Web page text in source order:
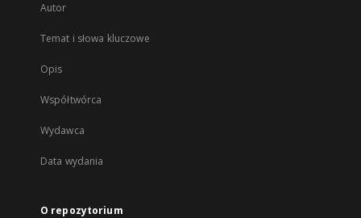
Autor
Temat i słowa kluczowe
Opis
Współtwórca
Wydawca
Data wydania
O repozytorium